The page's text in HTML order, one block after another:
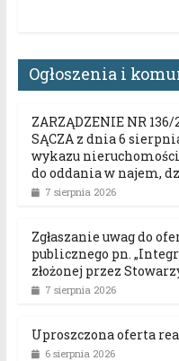
Ogłoszenia i
ZARZĄDZENIE NR
SĄCZA z dnia 6
wykazu
do oddania w najem,
7 sierpnia 2026
Zgłaszanie uwag do
publicznego pn.
złożonej przez
7 sierpnia 2026
Uproszczona oferta
6 sierpnia 2026